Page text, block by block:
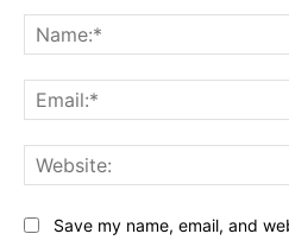
Save my name, email, and